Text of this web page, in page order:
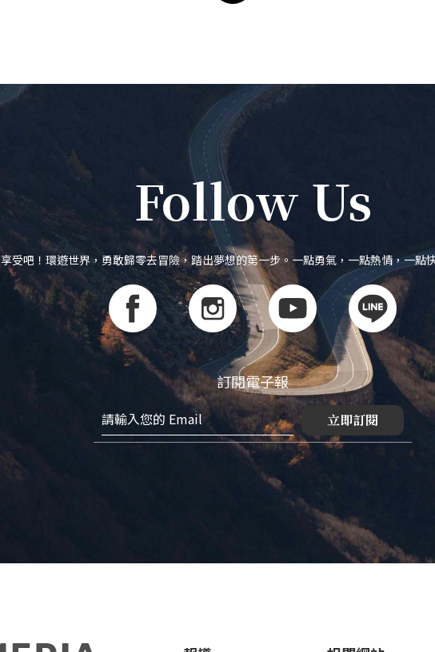
Follow Us
享受吧！環遊世界，勇敢歸零去冒險，踏出夢想的第一步。一點勇氣，一點熱情，一點
訂閱電子報
立即訂閱